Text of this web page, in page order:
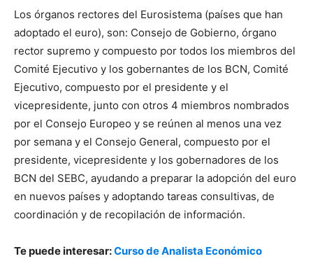
Los órganos rectores del Eurosistema (países que han
adoptado el euro), son: Consejo de Gobierno, órgano
rector supremo y compuesto por todos los miembros del
Comité Ejecutivo y los gobernantes de los BCN, Comité
Ejecutivo, compuesto por el presidente y el
vicepresidente, junto con otros 4 miembros nombrados
por el Consejo Europeo y se reúnen al menos una vez
por semana y el Consejo General, compuesto por el
presidente, vicepresidente y los gobernadores de los
BCN del SEBC, ayudando a preparar la adopción del euro
en nuevos países y adoptando tareas consultivas, de
coordinación y de recopilación de información.
Te puede interesar:Curso de Analista Económico